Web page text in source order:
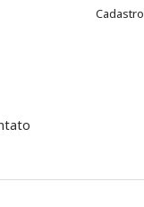
Cadastro